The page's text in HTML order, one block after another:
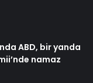
ABD, bir yanda
namaz